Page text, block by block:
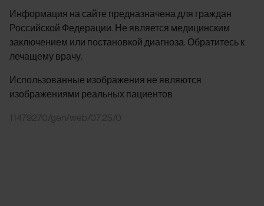
Информация на сайте предназначена для граждан
Российской Федерации. Не является медицинским
заключением или постановкой диагноза. Обратитесь к
лечащему врачу.
Использованные изображения не являются
изображениями реальных пациентов
11479270/gen/web/07.25/0